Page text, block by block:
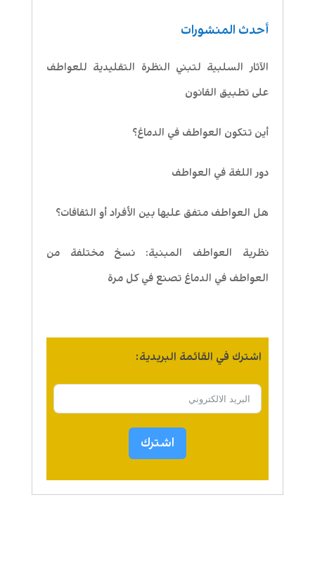
أحدث المنشورات
الآثار السلبية لتبني النظرة التقليدية للعواطف
على تطبيق القانون
أين تتكون العواطف في الدماغ؟
دور اللغة في العواطف
هل العواطف متفق عليها بين الأفراد أو الثقافات؟
نظرية العواطف المبنية: نسخ مختلفة من
العواطف في الدماغ تصنع في كل مرة
اشترك في القائمة البريدية:
اشترك